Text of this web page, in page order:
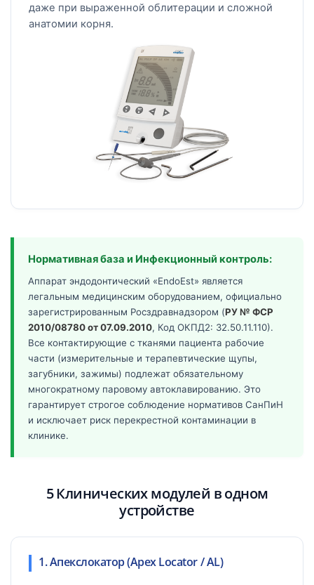
даже при выраженной облитерации и сложной
анатомии корня.
Нормативная база и Инфекционный контроль:
Аппарат эндодонтический «EndoEst» является
легальным медицинским оборудованием, официально
зарегистрированным Росздравнадзором (РУ № ФСР
2010/08780 от 07.09.2010, Код ОКПД2: 32.50.11.110).
Все контактирующие с тканями пациента рабочие
части (измерительные и терапевтические щупы,
загубники, зажимы) подлежат обязательному
многократному паровому автоклавированию. Это
гарантирует строгое соблюдение нормативов СанПиН
и исключает риск перекрестной контаминации в
клинике.
5 Клинических модулей в одном
устройстве
1. Апекслокатор (Apex Locator / AL)